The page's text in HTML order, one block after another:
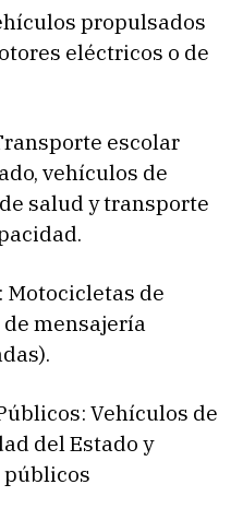
propulsados
eléctricos o de
escolar
vehículos de
salud y transporte
Motocicletas de
mensajería
Vehículos de
del Estado y
públicos